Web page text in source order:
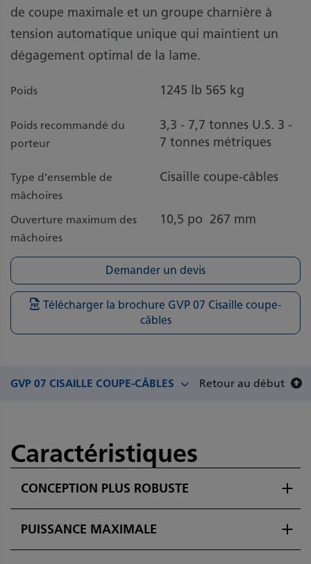
de coupe maximale et un groupe charnière à
tension automatique unique qui maintient un
dégagement optimal de la lame.
Poids 1245 lb 565 kg
Poids recommandé du
porteur
3,3 - 7,7 tonnes U.S. 3 -
7 tonnes métriques
Type d’ensemble de
mâchoires
Cisaille coupe-câbles
Ouverture maximum des
mâchoires
10,5 po 267 mm
Demander un devis
Télécharger la brochure GVP 07 Cisaille coupe-
câbles
GVP 07 CISAILLE COUPE-CÂBLES Retour au début
Caractéristiques
CONCEPTION PLUS ROBUSTE
PUISSANCE MAXIMALE